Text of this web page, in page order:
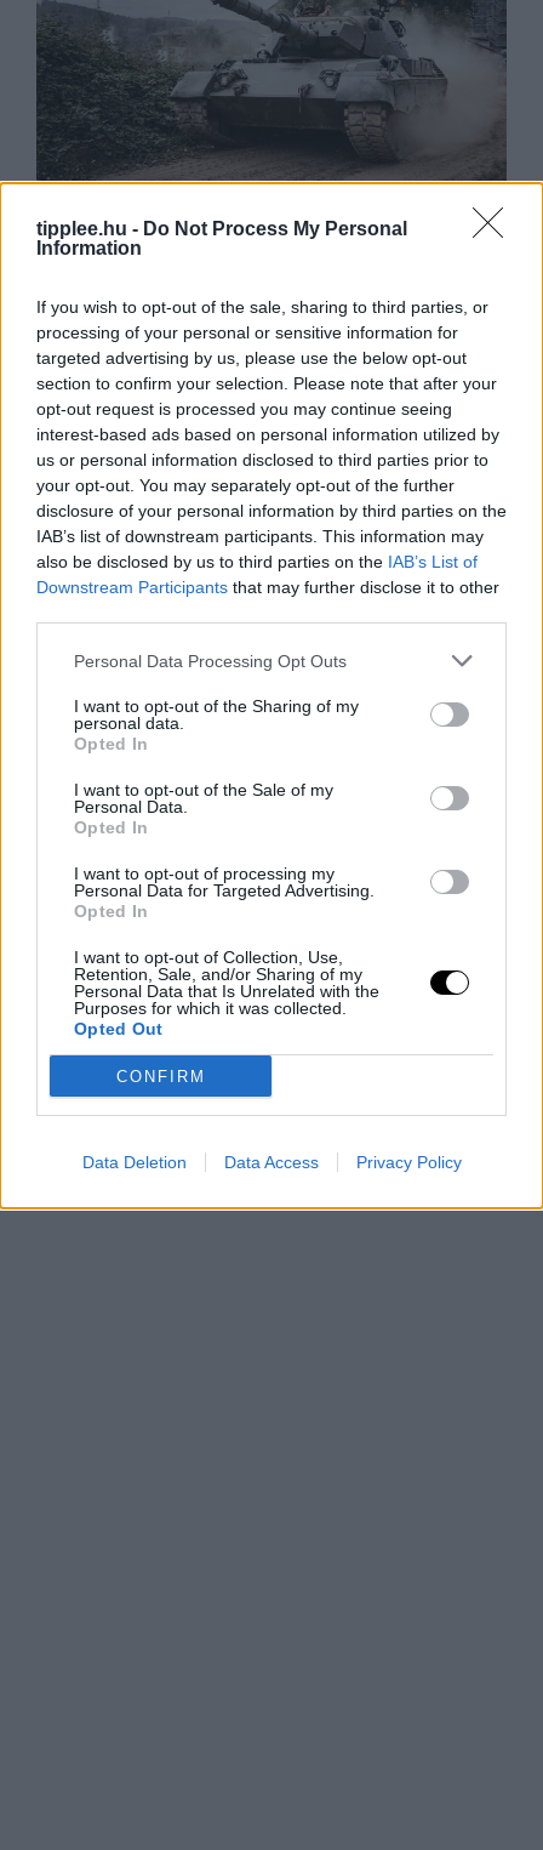
tipplee.hu - Do Not Process My Personal
Information
If you wish to opt-out of the sale, sharing to third parties, or
processing of your personal or sensitive information for
targeted advertising by us, please use the below opt-out
section to confirm your selection. Please note that after your
opt-out request is processed you may continue seeing
interest-based ads based on personal information utilized by
us or personal information disclosed to third parties prior to
your opt-out. You may separately opt-out of the further
disclosure of your personal information by third parties on the
IAB’s list of downstream participants. This information may
also be disclosed by us to third parties on the IAB’s List of
Downstream Participants that may further disclose it to other
Personal Data Processing Opt Outs
I want to opt-out of the Sharing of my
personal data.
Opted In
I want to opt-out of the Sale of my
Personal Data.
Opted In
I want to opt-out of processing my
Personal Data for Targeted Advertising.
Opted In
I want to opt-out of Collection, Use,
Retention, Sale, and/or Sharing of my
Personal Data that Is Unrelated with the
Purposes for which it was collected.
Opted Out
CONFIRM
Data Deletion Data Access Privacy Policy
Bastion Óriás: Miért Kellene a World of
Warcraftnak is Ilyen Tank?
aki öltözködik – ki tudod találni, melyik melyik? A Final
Fantasy XIV új Bastion kasztja,
Rooby
augusztus 8, 2026
A Parazita Ami Felforgatja Az
Éttermek Menüjét
levette étlapjáról a friss zöldségeket, miközben a
fertőzés több száz embert érinthet. Az Egyesült
Államokban tomboló parazita-fertőzés
Rooby
augusztus 8, 2026